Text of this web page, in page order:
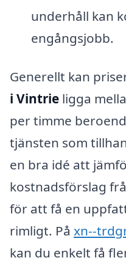
underhåll kan
engångsjobb.
Generellt kan
i Vintrie ligga
per timme
tjänsten som
en bra idé att
kostnadsförslag
för att få en
rimligt. På xn--
kan du enkelt få